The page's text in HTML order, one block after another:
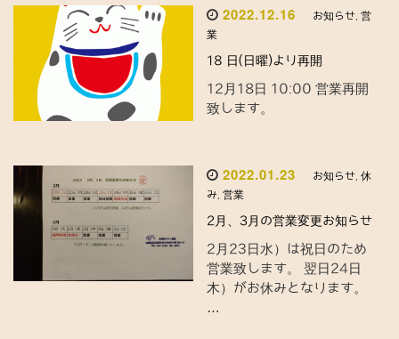
2022.12.16 お知らせ, 営
業
18 日(日曜)より再開
12月18日 10:00 営業再開
致します。
2022.01.23 お知らせ, 休
み, 営業
2月、3月の営業変更お知らせ
2月23日水）は祝日のため
営業致します。 翌日24日
木）がお休みとなります。
…